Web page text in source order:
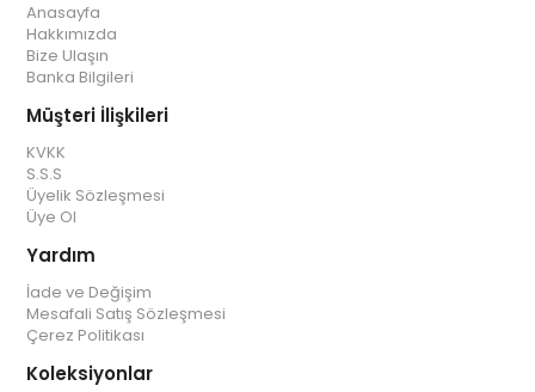
Anasayfa
Hakkımızda
Bize Ulaşın
Banka Bilgileri
Müşteri İlişkileri
KVKK
S.S.S
Üyelik Sözleşmesi
Üye Ol
Yardım
İade ve Değişim
Mesafali Satış Sözleşmesi
Çerez Politikası
Koleksiyonlar